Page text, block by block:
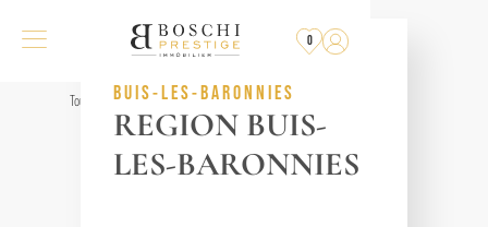
0
Tous les biensBUIS-LES-BARONNIES
REGION BUIS-
LES-BARONNIES